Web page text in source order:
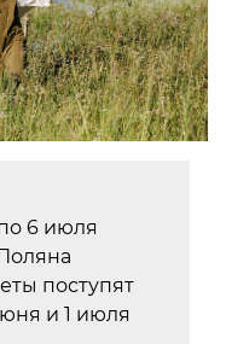
6 июля
поступят
и 1 июля